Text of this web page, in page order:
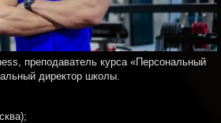
преподаватель курса «Персональный
директор школы.